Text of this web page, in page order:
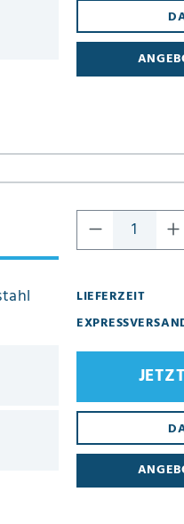
LIEFERZEIT